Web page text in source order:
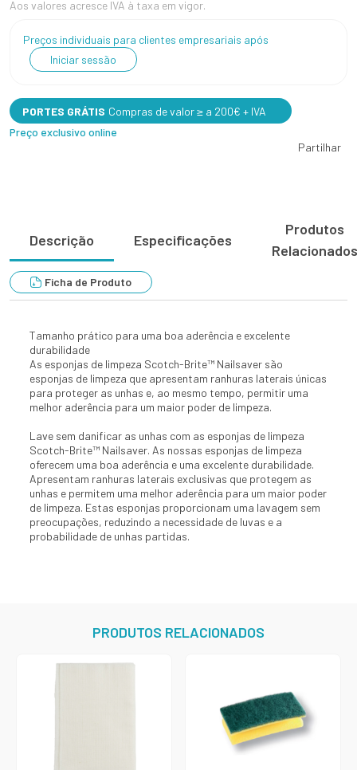
Aos valores acresce IVA à taxa em vigor.
Preços individuais para clientes empresariais após
Iniciar sessão
PORTES GRÁTIS Compras de valor ≥ a 200€ + IVA
Preço exclusivo online
Partilhar
Descrição Especificações
Produtos
Relacionados
Ficha de Produto
Tamanho prático para uma boa aderência e excelente
durabilidade
As esponjas de limpeza Scotch-Brite™ Nailsaver são
esponjas de limpeza que apresentam ranhuras laterais únicas
para proteger as unhas e, ao mesmo tempo, permitir uma
melhor aderência para um maior poder de limpeza.
Lave sem danificar as unhas com as esponjas de limpeza
Scotch-Brite™ Nailsaver. As nossas esponjas de limpeza
oferecem uma boa aderência e uma excelente durabilidade.
Apresentam ranhuras laterais exclusivas que protegem as
unhas e permitem uma melhor aderência para um maior poder
de limpeza. Estas esponjas proporcionam uma lavagem sem
preocupações, reduzindo a necessidade de luvas e a
probabilidade de unhas partidas.
PRODUTOS RELACIONADOS